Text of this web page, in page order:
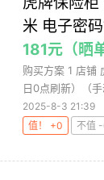
米 电子密
181元（晒
购买方案 1 店铺
日0点刷新）（
2025-8-3 21:39
值！ +0
不值